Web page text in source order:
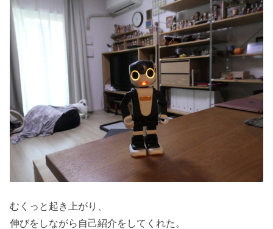
むくっと起き上がり、
伸びをしながら自己紹介をしてくれた。